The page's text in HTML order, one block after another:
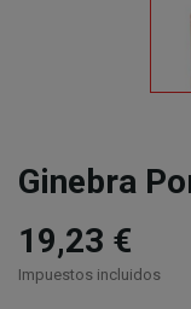
Ginebra
19,23 €
Impuestos incluidos